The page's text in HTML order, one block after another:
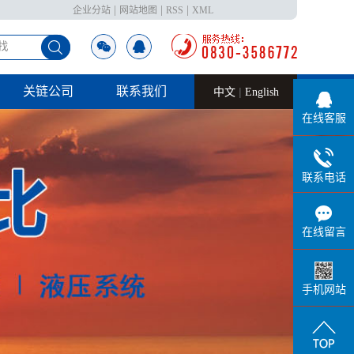
企业分站 网站地图 RSS XML
关链公司
关链公司
联系我们
联系方式
在线留言
中文 | English
在线客服
联系电话
在线留言
手机网站